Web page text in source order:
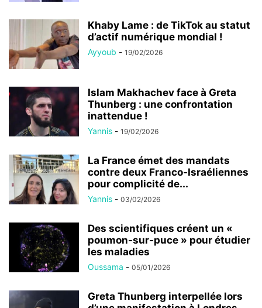
Khaby Lame : de TikTok au statut
d’actif numérique mondial !
Ayyoub - 19/02/2026
Islam Makhachev face à Greta
Thunberg : une confrontation
inattendue !
Yannis - 19/02/2026
La France émet des mandats
contre deux Franco-Israéliennes
pour complicité de...
Yannis - 03/02/2026
Des scientifiques créent un «
poumon-sur-puce » pour étudier
les maladies
Oussama - 05/01/2026
Greta Thunberg interpellée lors